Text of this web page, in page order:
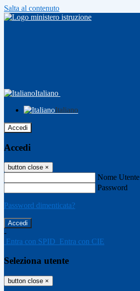
Salta al contenuto
Italiano
Italiano
Accedi
Accedi
button close ×
Nome Utente
Password
Password dimenticata?
-
Entra con SPID Entra con CIE
Seleziona utente
button close ×